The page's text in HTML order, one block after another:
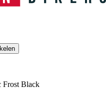
Frost Black